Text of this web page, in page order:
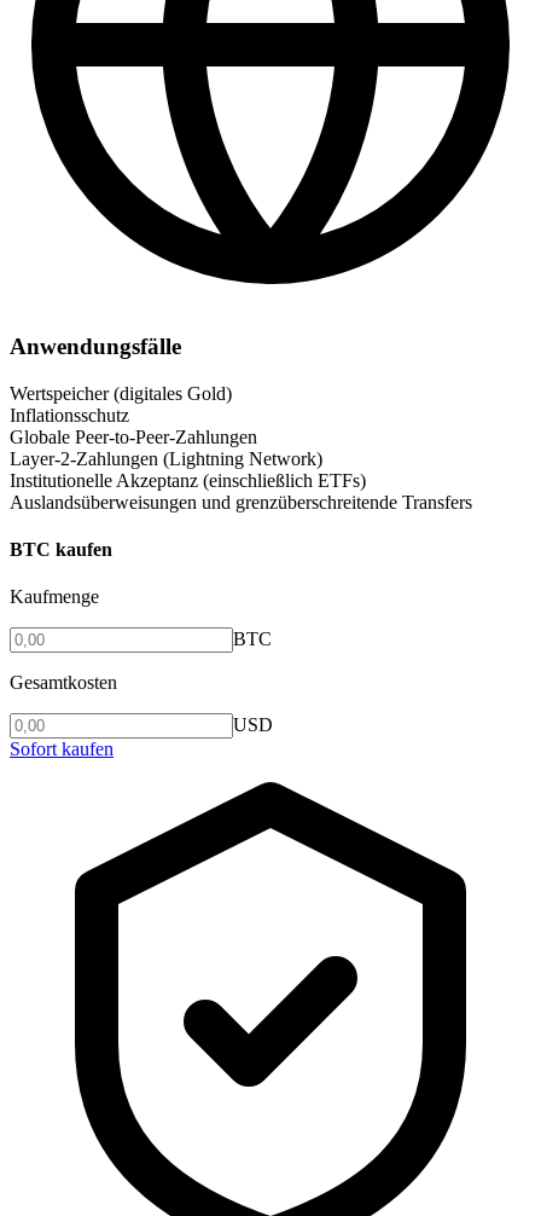
Anwendungsfälle
Wertspeicher (digitales Gold)
Inflationsschutz
Globale Peer-to-Peer-Zahlungen
Layer-2-Zahlungen (Lightning Network)
Institutionelle Akzeptanz (einschließlich ETFs)
Auslandsüberweisungen und grenzüberschreitende Transfers
BTC kaufen
Kaufmenge
BTC
Gesamtkosten
USD
Sofort kaufen